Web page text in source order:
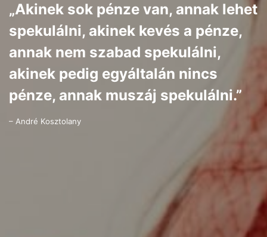
„Akinek sok pénze van, annak lehet
spekulálni, akinek kevés a pénze,
annak nem szabad spekulálni,
akinek pedig egyáltalán nincs
pénze, annak muszáj spekulálni.”
– André Kosztolany